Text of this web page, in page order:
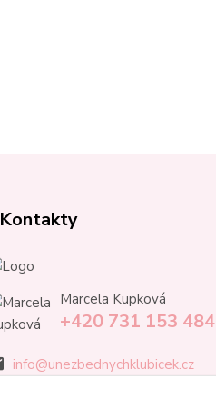
Kontakty
Marcela Kupková
+420 731 153 484
info@unezbednychklubicek.cz